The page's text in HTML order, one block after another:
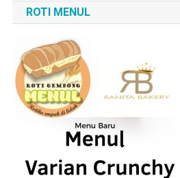
ROTI MENUL